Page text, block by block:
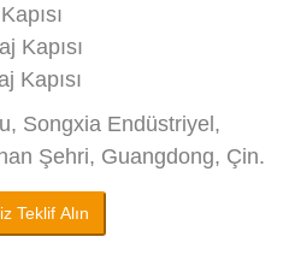
Kapısı
Kapısı
Songxia Endüstriyel,
Şehri, Guangdong, Çin.
Teklif Alın